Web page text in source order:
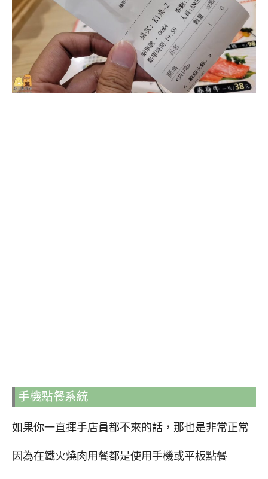
手機點餐系統
如果你一直揮手店員都不來的話，那也是非常正常
因為在鐵火燒肉用餐都是使用手機或平板點餐